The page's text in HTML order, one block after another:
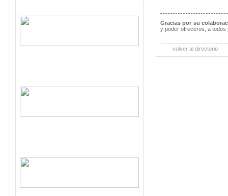
Gracias por su
y poder ofreceros, a todos
volver al directorio